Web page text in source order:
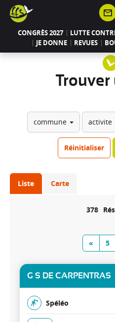
CONGRÈS 2027 LUTTE
JE DONNE
REVUES
Trouver
commune activite
Réinitialiser
Liste Carte
378
« 5
G S DE CARPENTRAS
Spéléo
Panneau de gestion des cookies